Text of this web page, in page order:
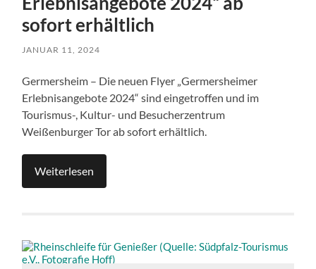
sofort erhältlich
JANUAR 11, 2024
Germersheim – Die neuen Flyer „Germersheimer
Erlebnisangebote 2024“ sind eingetroffen und im
Tourismus-, Kultur- und Besucherzentrum
Weißenburger Tor ab sofort erhältlich.
Weiterlesen